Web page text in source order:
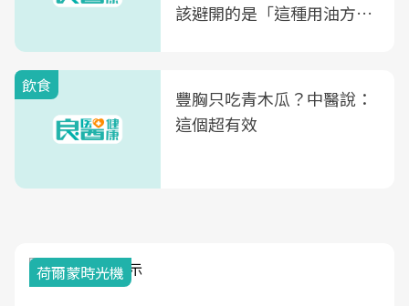
該避開的是「這種用油方
飲食
豐胸只吃青木瓜？中醫說：
這個超有效
荷爾蒙時光機